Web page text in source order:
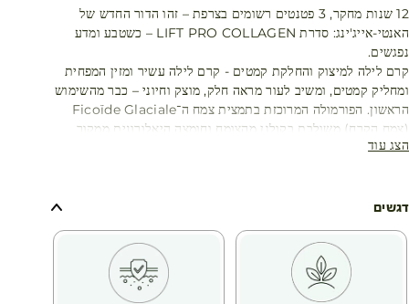
12 שנות מחקר, 3 פטנטים רשומים בצרפת – זהו הדור החדש של
האנטי-אייג'ינג: סדרת LIFT PRO COLLAGEN – כשטבע ומדע
נפגשים.
קרם לילה למיצוק והחלקת קמטים - קרם לילה עשיר ומזין המפחית
ומחליק קמטים, ומשיב לעור מראה חלק, מוצק וחיוני – כבר מהשימוש
הראשון. הפורמולה המרוכזת בתמצית צמח ה־Ficoïde Glaciale
(צמח הקרח) משולבת בקולגן מהצומח וחומצה היאלורונית ממקור
טבעי, לפעולת ליפטינג מתמשכת לילה אחר לילה. מתאים לכל סוגי
הצג עוד
דגשים